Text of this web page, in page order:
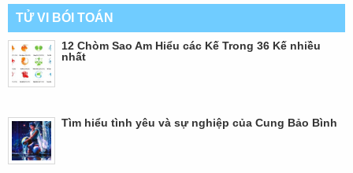
TỬ VI BÓI TOÁN
12 Chòm Sao Am Hiểu các Kế Trong 36 Kế nhiều
nhất
Tìm hiểu tình yêu và sự nghiệp của Cung Bảo Bình